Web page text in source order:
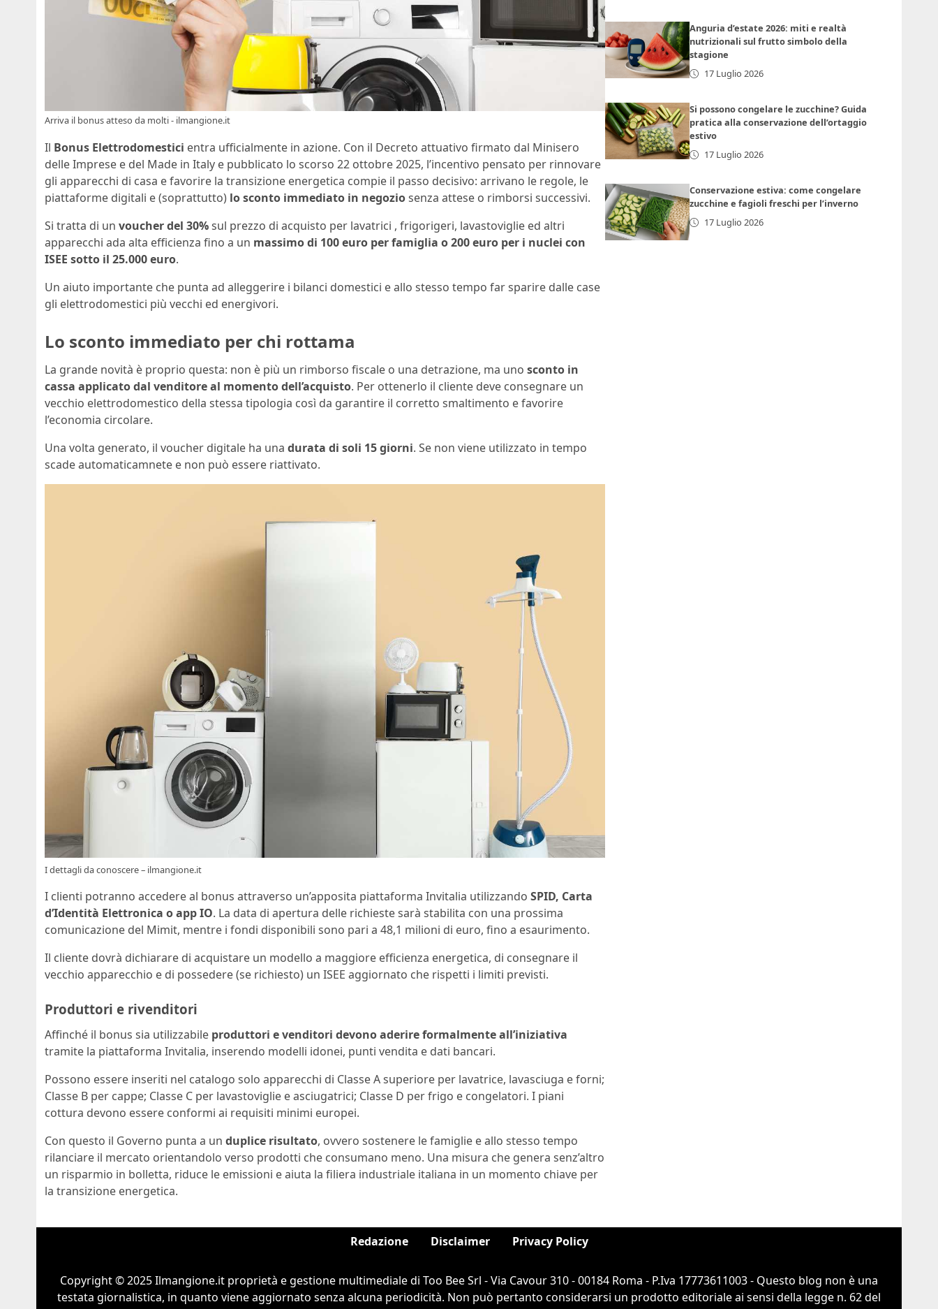
Arriva il bonus atteso da molti - ilmangione.it
Il Bonus Elettrodomestici entra ufficialmente in azione. Con il Decreto attuativo firmato dal Minisero
delle Imprese e del Made in Italy e pubblicato lo scorso 22 ottobre 2025, l’incentivo pensato per rinnovare
gli apparecchi di casa e favorire la transizione energetica compie il passo decisivo: arrivano le regole, le
piattaforme digitali e (soprattutto) lo sconto immediato in negoziosenza attese o rimborsi successivi.
Si tratta di un voucher del 30%sul prezzo di acquisto per lavatrici , frigorigeri, lavastoviglie ed altri
apparecchi ada alta efficienza fino a un massimo di 100 euro per famiglia o 200 euro per i nuclei con
ISEE sotto il 25.000 euro.
Un aiuto importante che punta ad alleggerire i bilanci domestici e allo stesso tempo far sparire dalle case
gli elettrodomestici più vecchi ed energivori.
Lo sconto immediato per chi rottama
La grande novità è proprio questa: non è più un rimborso fiscale o una detrazione, ma uno sconto in
cassa applicato dal venditore al momento dell’acquisto. Per ottenerlo il cliente deve consegnare un
vecchio elettrodomestico della stessa tipologia così da garantire il corretto smaltimento e favorire
l’economia circolare.
Una volta generato, il voucher digitale ha una durata di soli 15 giorni. Se non viene utilizzato in tempo
scade automaticamnete e non può essere riattivato.
I dettagli da conoscere – ilmangione.it
I clienti potranno accedere al bonus attraverso un’apposita piattaforma Invitalia utilizzando SPID, Carta
d’Identità Elettronica o app IO. La data di apertura delle richieste sarà stabilita con una prossima
comunicazione del Mimit, mentre i fondi disponibili sono pari a 48,1 milioni di euro, fino a esaurimento.
Il cliente dovrà dichiarare di acquistare un modello a maggiore efficienza energetica, di consegnare il
vecchio apparecchio e di possedere (se richiesto) un ISEE aggiornato che rispetti i limiti previsti.
Produttori e rivenditori
Affinché il bonus sia utilizzabile produttori e venditori devono aderire formalmente all’iniziativa
tramite la piattaforma Invitalia, inserendo modelli idonei, punti vendita e dati bancari.
Possono essere inseriti nel catalogo solo apparecchi di Classe A superiore per lavatrice, lavasciuga e forni;
Classe B per cappe; Classe C per lavastoviglie e asciugatrici; Classe D per frigo e congelatori. I piani
cottura devono essere conformi ai requisiti minimi europei.
Con questo il Governo punta a un duplice risultato, ovvero sostenere le famiglie e allo stesso tempo
rilanciare il mercato orientandolo verso prodotti che consumano meno. Una misura che genera senz’altro
un risparmio in bolletta, riduce le emissioni e aiuta la filiera industriale italiana in un momento chiave per
la transizione energetica.
Anguria d’estate 2026: miti e realtà
nutrizionali sul frutto simbolo della
stagione
17 Luglio 2026
Si possono congelare le zucchine? Guida
pratica alla conservazione dell’ortaggio
estivo
17 Luglio 2026
Conservazione estiva: come congelare
zucchine e fagioli freschi per l’inverno
17 Luglio 2026
Redazione Disclaimer Privacy Policy
Copyright © 2025 Ilmangione.it proprietà e gestione multimediale di Too Bee Srl - Via Cavour 310 - 00184 Roma - P.Iva 17773611003 - Questo blog non è una
testata giornalistica, in quanto viene aggiornato senza alcuna periodicità. Non può pertanto considerarsi un prodotto editoriale ai sensi della legge n. 62 del